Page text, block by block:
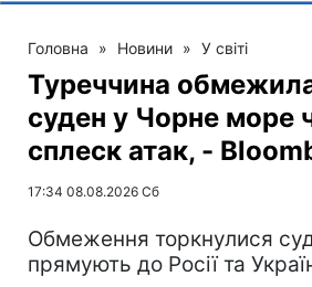
Головна » Новини » У світі
Туреччина
суден у Чорне море
сплеск атак, -
17:34 08.08.2026 Сб
Обмеження торкнулися
прямують до Росії та